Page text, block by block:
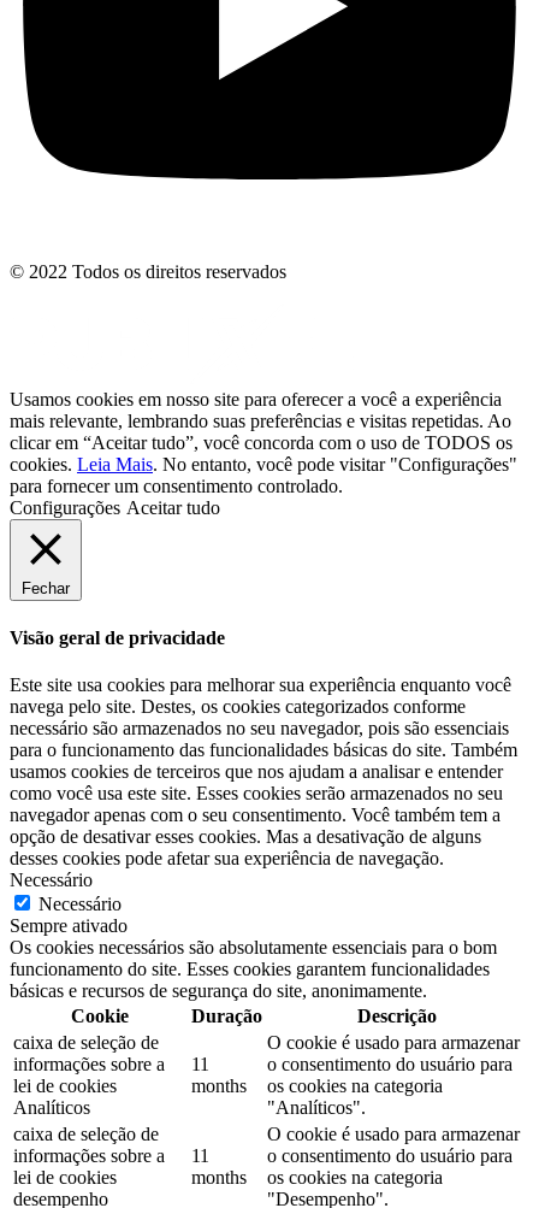
© 2022 Todos os direitos reservados
Usamos cookies em nosso site para oferecer a você a experiência
mais relevante, lembrando suas preferências e visitas repetidas. Ao
clicar em “Aceitar tudo”, você concorda com o uso de TODOS os
cookies. Leia Mais. No entanto, você pode visitar "Configurações"
para fornecer um consentimento controlado.
Configurações Aceitar tudo
Fechar
Visão geral de privacidade
Este site usa cookies para melhorar sua experiência enquanto você
navega pelo site. Destes, os cookies categorizados conforme
necessário são armazenados no seu navegador, pois são essenciais
para o funcionamento das funcionalidades básicas do site. Também
usamos cookies de terceiros que nos ajudam a analisar e entender
como você usa este site. Esses cookies serão armazenados no seu
navegador apenas com o seu consentimento. Você também tem a
opção de desativar esses cookies. Mas a desativação de alguns
desses cookies pode afetar sua experiência de navegação.
Necessário
Necessário
Sempre ativado
Os cookies necessários são absolutamente essenciais para o bom
funcionamento do site. Esses cookies garantem funcionalidades
básicas e recursos de segurança do site, anonimamente.
Cookie
Duração
Descrição
caixa de seleção de
informações sobre a
lei de cookies
Analíticos
11
months
O cookie é usado para armazenar
o consentimento do usuário para
os cookies na categoria
"Analíticos".
caixa de seleção de
informações sobre a
lei de cookies
desempenho
11
months
O cookie é usado para armazenar
o consentimento do usuário para
os cookies na categoria
"Desempenho".